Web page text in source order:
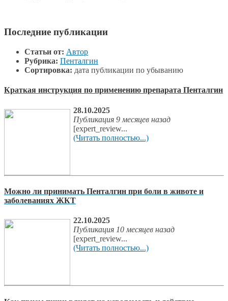
Последние публикации
Статьи от: Автор
Рубрика: Пенталгин
Сортировка: дата публикации по убыванию
Краткая инструкция по применению препарата Пенталгин
28.10.2025
Публикация 9 месяцев назад
[expert_review...
(Читать полностью...)
Можно ли принимать Пенталгин при боли в животе и
заболеваниях ЖКТ
22.10.2025
Публикация 10 месяцев назад
[expert_review...
(Читать полностью...)